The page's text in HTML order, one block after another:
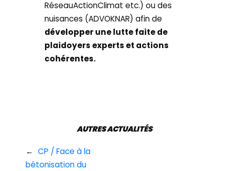
RéseauActionClimat etc.) ou des
nuisances (ADVOKNAR) afin de
développer une lutte faite de
plaidoyers experts et actions
cohérentes.
← CP / Face à la
bétonisation du
AUTRES ACTUALITÉS